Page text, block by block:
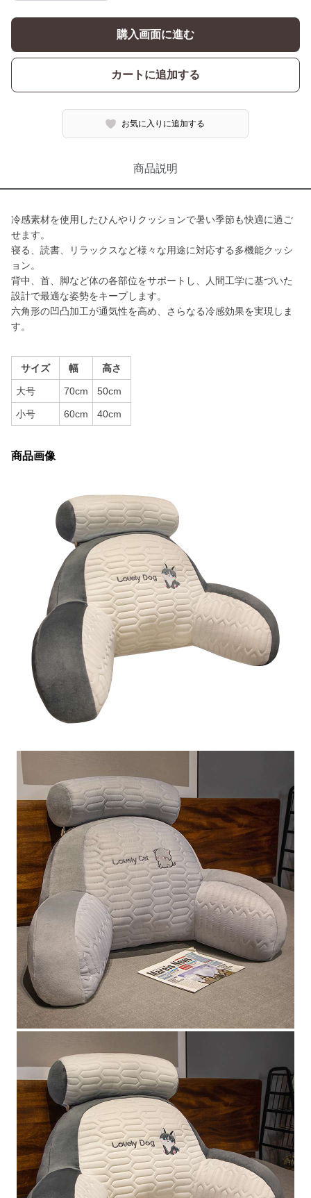
購入画面に進む
カートに追加する
お気に入りに追加する
商品説明
冷感素材を使用したひんやりクッションで暑い季節も快適に過ご
せます。
寝る、読書、リラックスなど様々な用途に対応する多機能クッシ
ョン。
背中、首、脚など体の各部位をサポートし、人間工学に基づいた
設計で最適な姿勢をキープします。
六角形の凹凸加工が通気性を高め、さらなる冷感効果を実現しま
す。
サイズ 幅 高さ
大号 70cm 50cm
小号 60cm 40cm
商品画像